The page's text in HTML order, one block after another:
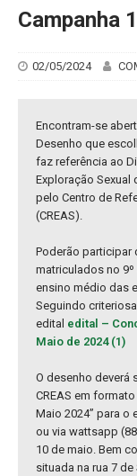
Campanha
02/05/2024
Encontram-se
Desenho que
faz referência ao
Exploração Sexual
pelo Centro de
(CREAS).
Poderão participar
matriculados no
ensino médio das
Seguindo
edital edital –
Maio de 2024 (1)
O desenho deverá
CREAS em
Maio 2024” para o
ou via wattsapp
10 de maio. Bem
situada na rua 7